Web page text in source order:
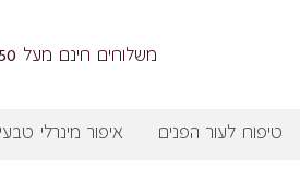
משלוחים חינם מעל 450 ₪
טיפוח לעור הפנים איפור מינרלי טבעי